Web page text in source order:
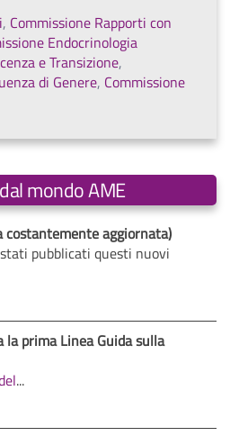
, Commissione Rapporti con
Endocrinologia
e Transizione,
di Genere, Commissione
mondo AME
costantemente aggiornata)
pubblicati questi nuovi
prima Linea Guida sulla
...